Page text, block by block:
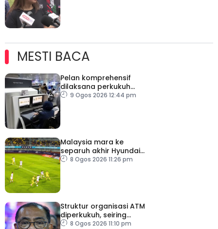
MESTI BACA
Pelan komprehensif
dilaksana perkukuh
keselamatan
9 Ogos 2026 12:44 pm
Malaysia mara ke
separuh akhir Hyundai
ASEAN Cup
8 Ogos 2026 11:26 pm
Struktur organisasi ATM
diperkukuh, seiring
pemodenan aset
8 Ogos 2026 11:10 pm